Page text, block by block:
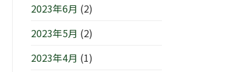
2023年6月 (2)
2023年5月 (2)
2023年4月 (1)